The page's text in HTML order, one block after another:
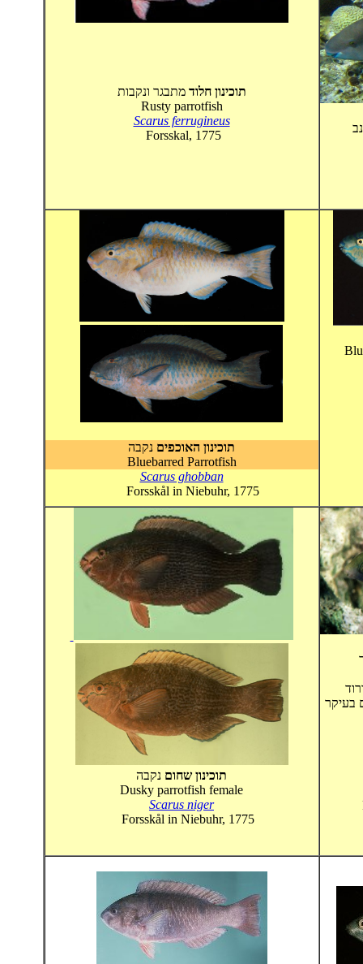
תוכינון חלוד מתבגר ונקבות
Rusty parrotfish
Scarus ferrugineus
Forsskal, 1775
תוכינון האוכפים נקבה
Bluebarred Parrotfish
Scarus ghobban
Forsskål in Niebuhr, 1775
תוכינון שחום נקבה
Dusky parrotfish female
Scarus niger
Forsskål in Niebuhr, 1775